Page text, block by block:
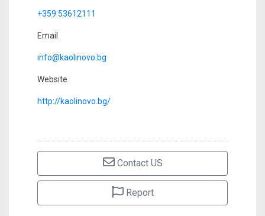
+359 53612111
Email
info@kaolinovo.bg
Website
http://kaolinovo.bg/
Contact US
Report